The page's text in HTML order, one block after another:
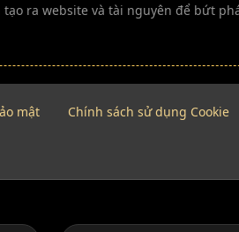
ra website và tài nguyên để bứt
mật Chính sách sử dụng Cookie